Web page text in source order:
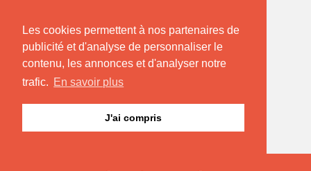
Les cookies permettent à nos partenaires de
publicité et d'analyse de personnaliser le
contenu, les annonces et d'analyser notre
trafic. En savoir plus
J'ai compris